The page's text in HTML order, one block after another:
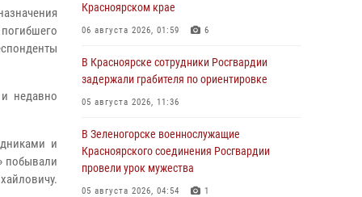
недавно
и
побывали
Красноярском крае
06 августа 2026, 01:59 6
В Красноярске сотрудники Росгвардии
задержали грабителя по ориентировке
05 августа 2026, 11:36
В Зеленогорске военнослужащие
Красноярского соединения Росгвардии
провели урок мужества
05 августа 2026, 04:54 1